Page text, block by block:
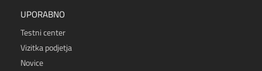
UPORABNO
Testni center
Vizitka podjetja
Novice